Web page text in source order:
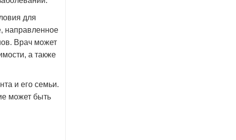
для
направленное
Врач может
а также
и его семьи.
может быть